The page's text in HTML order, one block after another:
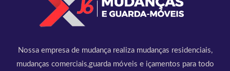
Nossa empresa de mudança realiza mudanças residenciais,
mudanças comerciais,guarda móveis e içamentos para todo